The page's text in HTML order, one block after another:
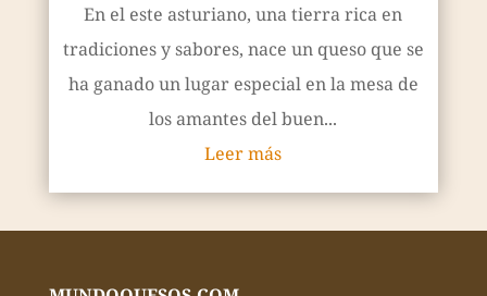
En el este asturiano, una tierra rica en
tradiciones y sabores, nace un queso que se
ha ganado un lugar especial en la mesa de
los amantes del buen...
Leer más